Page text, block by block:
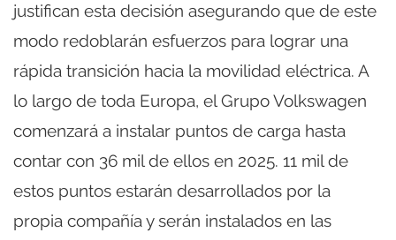
justifican esta decisión asegurando que de este
modo redoblarán esfuerzos para lograr una
rápida transición hacia la movilidad eléctrica. A
lo largo de toda Europa, el Grupo Volkswagen
comenzará a instalar puntos de carga hasta
contar con 36 mil de ellos en 2025. 11 mil de
estos puntos estarán desarrollados por la
propia compañía y serán instalados en las